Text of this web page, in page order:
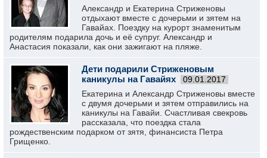
Александр и Екатерина Стриженовы
отдыхают вместе с дочерьми и зятем на
Гавайах. Поездку на курорт знаменитым
родителям подарила дочь и её супруг. Александр и
Анастасия показали, как они зажигают на пляже.
Дети подарили Стриженовым
каникулы на Гавайях
09.01.2017
Екатерина и Александр Стриженовы вместе
с двумя дочерьми и зятем отправились на
каникулы на Гавайи. Счастливая свекровь
рассказала, что поездка стала
рождественским подарком от зятя, финансиста Петра
Грищенко.